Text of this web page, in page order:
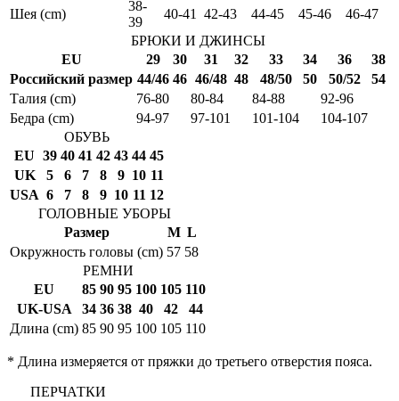
Шея (cm)
38-
39
40-41 42-43 44-45 45-46
46-47
БРЮКИ И ДЖИНСЫ
EU
29 30 31 32 33 34 36
38
Российский размер 44/46 46 46/48 48 48/50 50 50/52
54
Талия (cm)
76-80 80-84 84-88
92-96
Бедра (cm)
94-97 97-101 101-104
104-107
ОБУВЬ
EU 39 40 41 42 43 44 45
UK
5 6 7 8 9 10 11
USA 6 7 8 9 10 11 12
ГОЛОВНЫЕ УБОРЫ
Размер
M L
Окружность головы (cm) 57 58
РЕМНИ
EU
85 90 95 100 105 110
UK-USA
34 36 38 40 42
44
Длина (cm) 85 90 95 100 105 110
* Длина измеряется от пряжки до третьего отверстия пояса.
ПЕРЧАТКИ